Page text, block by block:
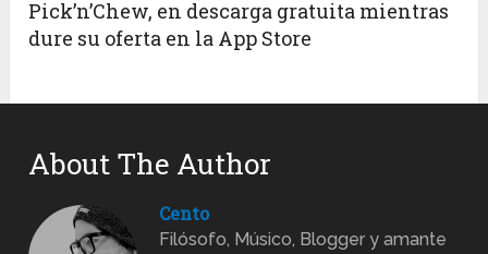
Pick’n’Chew, en descarga gratuita mientras
dure su oferta en la App Store
About The Author
Cento
Filósofo, Músico, Blogger y amante